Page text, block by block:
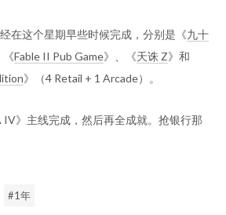
在这个星期早些时候完成，分别是《九十
《Fable II Pub Game》、《天诛 Z》和
》（4 Retail + 1 Arcade）。
》主线完成，然后再全成就。抢银行那
1年